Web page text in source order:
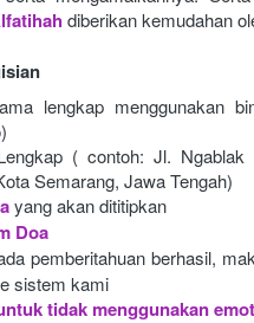
diberikan kemudahan
lengkap menggunakan
( contoh: Jl.
Semarang, Jawa Tengah)
yang akan dititipkan
Doa
pemberitahuan berhasil,
sistem kami
tidak menggunakan